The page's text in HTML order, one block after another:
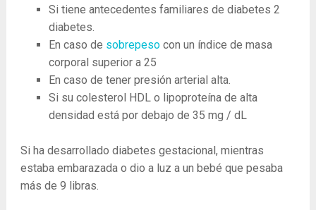
Si tiene antecedentes familiares de diabetes 2
diabetes.
En caso de sobrepesocon un índice de masa
corporal superior a 25
En caso de tener presión arterial alta.
Si su colesterol HDL o lipoproteína de alta
densidad está por debajo de 35 mg / dL
Si ha desarrollado diabetes gestacional, mientras
estaba embarazada o dio a luz a un bebé que pesaba
más de 9 libras.